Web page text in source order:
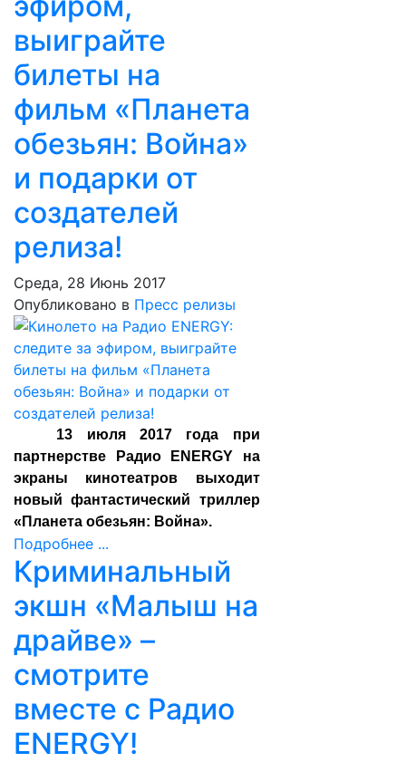
выиграйте
билеты на
фильм «Планета
обезьян: Война»
и подарки от
создателей
релиза!
Среда, 28 Июнь 2017
Опубликовано в Пресс релизы
13 июля 2017 года при
партнерстве Радио
ENERGY на
экраны кинотеатров выходит
новый фантастический триллер
«Планета обезьян: Война».
Подробнее ...
Криминальный
экшн «Малыш на
драйве» –
смотрите
вместе с Радио
ENERGY!